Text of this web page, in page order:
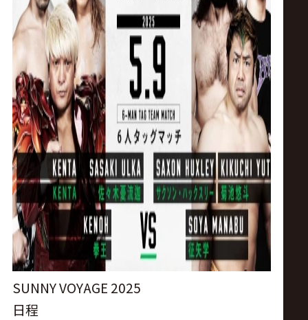
グ・
ノ
ア
公
式
サ
イ
ト
SUNNY VOYAGE 2025
日程